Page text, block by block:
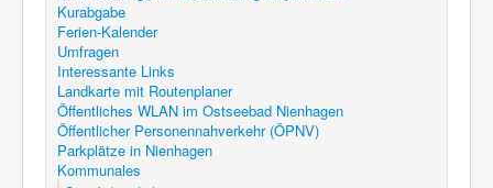
Kurabgabe
Ferien-Kalender
Umfragen
Interessante Links
Landkarte mit Routenplaner
Öffentliches WLAN im Ostseebad Nienhagen
Öffentlicher Personennahverkehr (ÖPNV)
Parkplätze in Nienhagen
Kommunales